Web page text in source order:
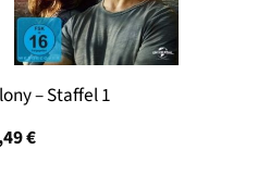
– Staffel 1
€